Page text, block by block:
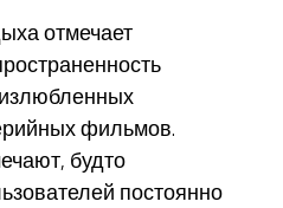
отмечает
фильмов.
будто
постоянно